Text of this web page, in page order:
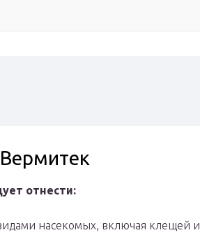
отнести:
насекомых, включая клещей и